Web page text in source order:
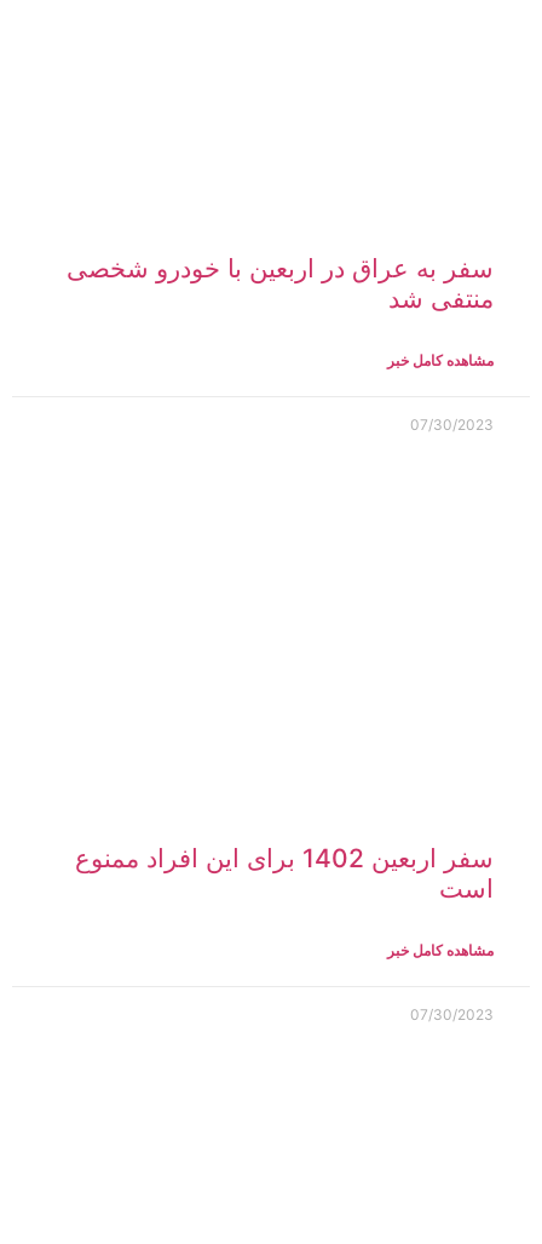
سفر به عراق در اربعین با خودرو شخصی
منتفی شد
مشاهده کامل خبر
07/30/2023
سفر اربعین 1402 برای این افراد ممنوع
است
مشاهده کامل خبر
07/30/2023